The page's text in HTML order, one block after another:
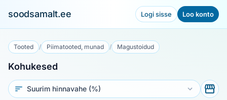
soodsamalt.ee Logi sisse Loo konto
Tooted / Piimatooted, munad / Magustoidud
Kohukesed
Sorteeri